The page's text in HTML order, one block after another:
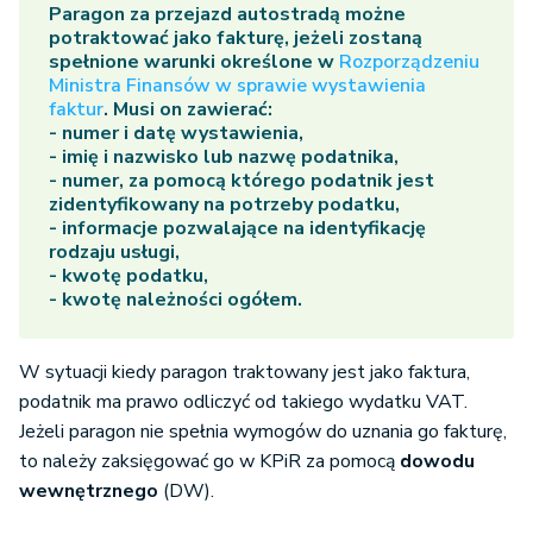
Paragon za przejazd autostradą możne
potraktować jako fakturę, jeżeli zostaną
spełnione warunki określone w Rozporządzeniu
Ministra Finansów w sprawie wystawienia
faktur. Musi on zawierać:
- numer i datę wystawienia,
- imię i nazwisko lub nazwę podatnika,
- numer, za pomocą którego podatnik jest
zidentyfikowany na potrzeby podatku,
- informacje pozwalające na identyfikację
rodzaju usługi,
- kwotę podatku,
- kwotę należności ogółem.
W sytuacji kiedy paragon traktowany jest jako faktura,
podatnik ma prawo odliczyć od takiego wydatku VAT.
Jeżeli paragon nie spełnia wymogów do uznania go fakturę,
to należy zaksięgować go w KPiR za pomocą dowodu
wewnętrznego (DW).